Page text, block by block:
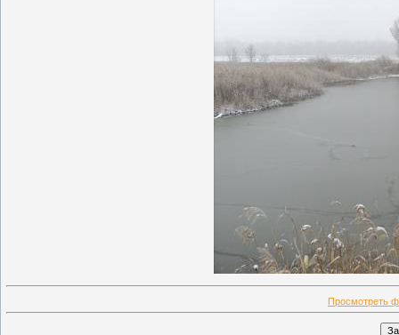
Просмотреть